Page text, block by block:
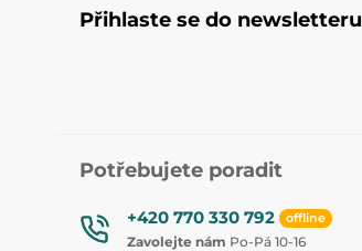
Přihlaste se do newsletteru
Potřebujete poradit
+420 770 330 792 offline
Zavolejte nám Po-Pá 10-16